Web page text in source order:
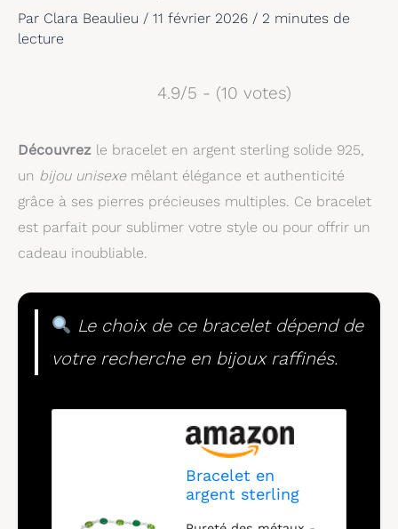
Par Clara Beaulieu / 11 février 2026 / 2 minutes de
lecture
4.9/5 - (10 votes)
Découvrez le bracelet en argent sterling solide 925,
un bijou unisexemêlant élégance et authenticité
grâce à ses pierres précieuses multiples. Ce bracelet
est parfait pour sublimer votre style ou pour offrir un
cadeau inoubliable.
Le choix de ce bracelet dépend de
votre recherche en bijoux raffinés.
Bracelet en
argent sterling